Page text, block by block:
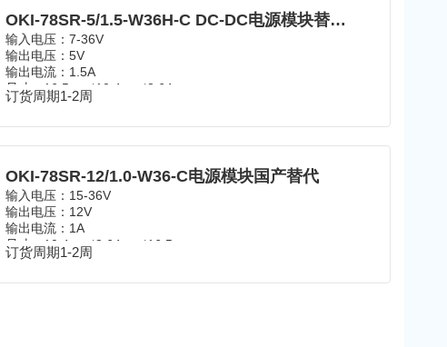
OKI-78SR-5/1.5-W36H-C DC-DC电源模块替代产品
输入电压：7-36V
输出电压：5V
输出电流：1.5A
尺寸：16.5mm*10.4mm*8.64mm
温度范围：
-40℃~85℃
封装：SIP
订货周期1-2周
OKI-78SR-12/1.0-W36-C电源模块国产替代
输入电压：15-36V
输出电压：12V
输出电流：1A
尺寸：10.4mm*8.64mm*16.5mm
温度范围：
-40℃~85℃
封装：SIP
订货周期1-2周